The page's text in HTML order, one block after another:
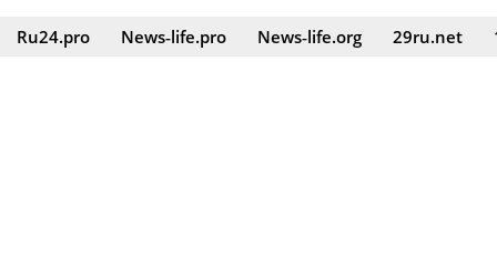
Ru24.pro News‑life.pro News‑life.org 29ru.net